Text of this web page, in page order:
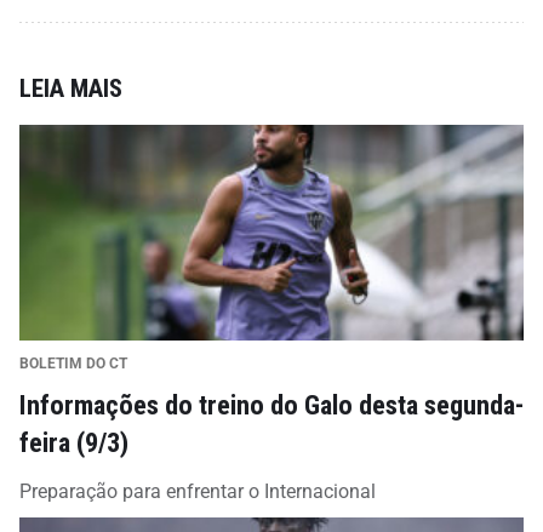
LEIA MAIS
BOLETIM DO CT
Informações do treino do Galo desta segunda-
feira (9/3)
Preparação para enfrentar o Internacional